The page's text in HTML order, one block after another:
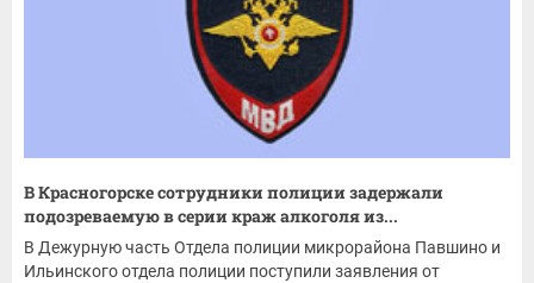
В Красногорске сотрудники полиции задержали
подозреваемую в серии краж алкоголя из...
В Дежурную часть Отдела полиции микрорайона Павшино и
Ильинского отдела полиции поступили заявления от